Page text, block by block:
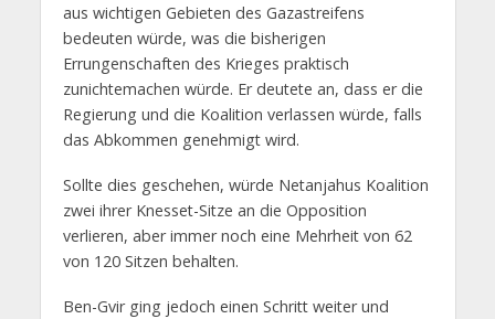
aus wichtigen Gebieten des Gazastreifens
bedeuten würde, was die bisherigen
Errungenschaften des Krieges praktisch
zunichtemachen würde. Er deutete an, dass er die
Regierung und die Koalition verlassen würde, falls
das Abkommen genehmigt wird.
Sollte dies geschehen, würde Netanjahus Koalition
zwei ihrer Knesset-Sitze an die Opposition
verlieren, aber immer noch eine Mehrheit von 62
von 120 Sitzen behalten.
Ben-Gvir ging jedoch einen Schritt weiter und